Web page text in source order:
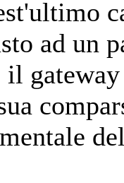
ad un